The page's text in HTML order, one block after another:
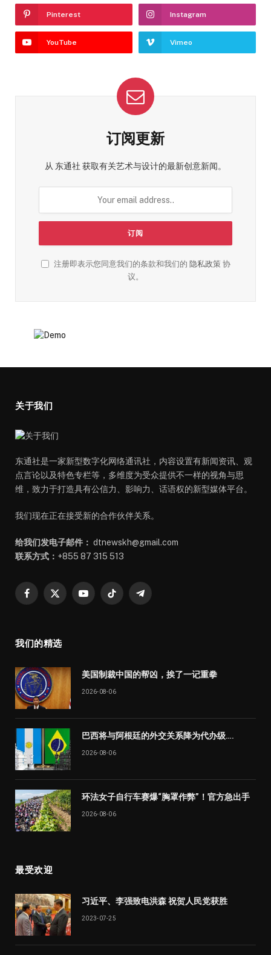
Pinterest Instagram
YouTube Vimeo
订阅更新
从 东通社 获取有关艺术与设计的最新创意新闻。
注册即表示您同意我们的条款和我们的 隐私政策协
议。
关于我们
东通社是一家新型数字化网络通讯社，内容设置有新闻资讯、观
点言论以及特色专栏等，多维度为受众提供不一样的视角与思
维，致力于打造具有公信力、影响力、话语权的新型媒体平台。
我们现在正在接受新的合作伙伴关系。
给我们发电子邮件： dtnewskh@gmail.com
联系方式： +855 87 315 513
Facebook
X
YouTubeTikTok Telegram
我们的精选
美国制裁中国的帮凶，挨了一记重拳
2026-08-06
巴西将与阿根廷的外交关系降为代办级….
2026-08-06
环法女子自行车赛爆“胸罩作弊”！官方急出手
2026-08-06
最受欢迎
习近平、李强致电洪森 祝贺人民党获胜
2023-07-25